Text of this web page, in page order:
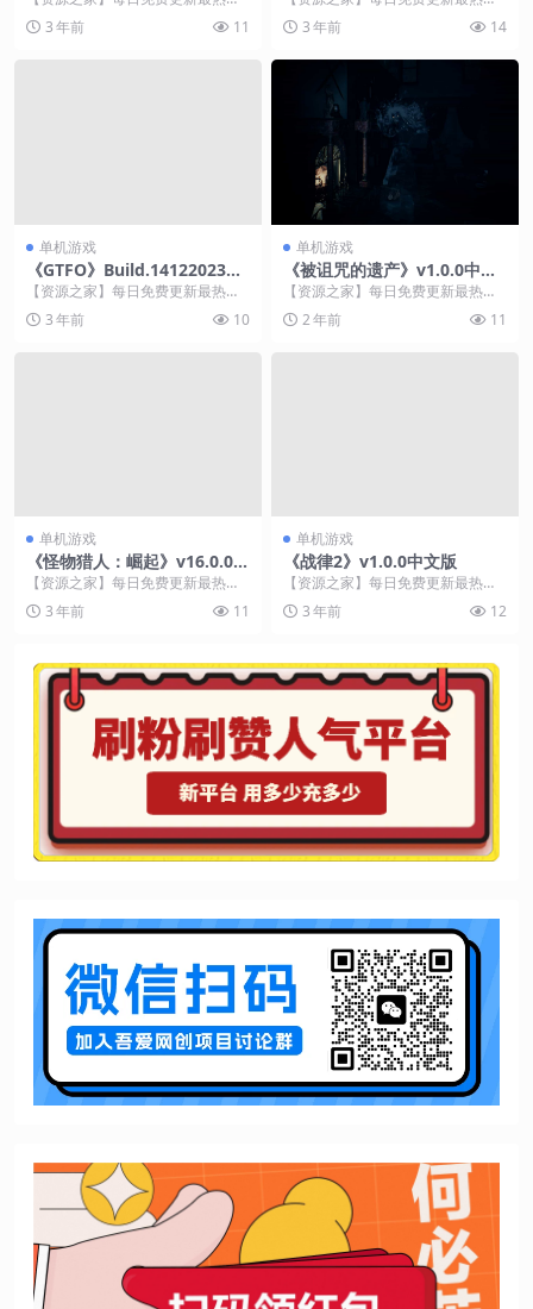
的副业项目资源 游戏介绍 滑雪大冒
险是一款，跑酷游...
3 年前 11
的副业项目资源 游戏介绍 改变 AM
C 的 The...
3 年前 14
单机游戏
《GTFO》Build.14122023联
机版
【资源之家】每日免费更新最热门
的副业项目资源 游戏介绍 《GTF
O》是一款极端讲...
3 年前 10
单机游戏
《被诅咒的遗产》v1.0.0中文
版
【资源之家】每日免费更新最热门
的副业项目资源 游戏介绍 The Curs
ed L...2 年前 11
单机游戏
《怪物猎人：崛起》v16.0.0.0
中文版
【资源之家】每日免费更新最热门
的副业项目资源 游戏介绍 蓬勃跃动
的狩猎本能！ 为...
3 年前 11
单机游戏
《战律2》v1.0.0中文版
【资源之家】每日免费更新最热门
的副业项目资源 游戏介绍 《战律》
再次奏响！结交意...
3 年前 12